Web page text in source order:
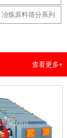
冶炼原料筛分系列
查看更多+